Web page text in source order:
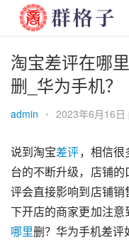
淘宝差评在哪
删_华为手机？
admin • 2023年6月16日
说到淘宝差评，相信
台的不断升级，店铺
评会直接影响到店铺
下开店的商家更加注
哪里删？华为手机差评